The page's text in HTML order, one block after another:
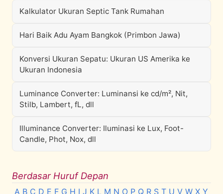
Kalkulator Ukuran Septic Tank Rumahan
Hari Baik Adu Ayam Bangkok (Primbon Jawa)
Konversi Ukuran Sepatu: Ukuran US Amerika ke
Ukuran Indonesia
Luminance Converter: Luminansi ke cd/m², Nit,
Stilb, Lambert, fL, dll
Illuminance Converter: Iluminasi ke Lux, Foot-
Candle, Phot, Nox, dll
Berdasar Huruf Depan
A B C D E F G H I J K L M N O P Q R S T U V W X Y